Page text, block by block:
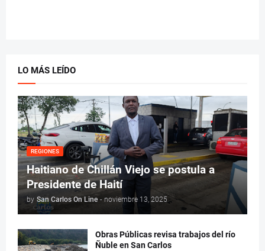
LO MÁS LEÍDO
REGIONES
Haitiano de Chillán Viejo se postula a
Presidente de Haití
by San Carlos On Line - noviembre 13, 2025
Obras Públicas revisa trabajos del río
Ñuble en San Carlos